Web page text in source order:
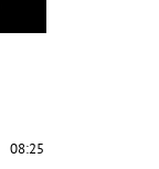
08:25